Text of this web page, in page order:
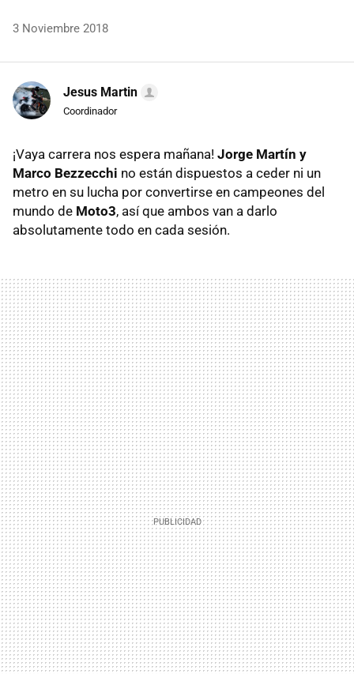
3 Noviembre 2018
Jesus Martin
Coordinador
¡Vaya carrera nos espera mañana! Jorge Martín y
Marco Bezzecchi no están dispuestos a ceder ni un
metro en su lucha por convertirse en campeones del
mundo de Moto3, así que ambos van a darlo
absolutamente todo en cada sesión.